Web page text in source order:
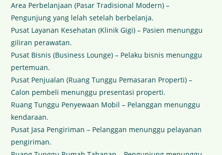
Area Perbelanjaan (Pasar Tradisional Modern) –
Pengunjung yang lelah setelah berbelanja.
Pusat Layanan Kesehatan (Klinik Gigi) – Pasien menunggu
giliran perawatan.
Pusat Bisnis (Business Lounge) – Pelaku bisnis menunggu
pertemuan.
Pusat Penjualan (Ruang Tunggu Pemasaran Properti) –
Calon pembeli menunggu presentasi properti.
Ruang Tunggu Penyewaan Mobil – Pelanggan menunggu
kendaraan.
Pusat Jasa Pengiriman – Pelanggan menunggu pelayanan
pengiriman.